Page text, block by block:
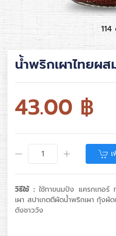
114
น้ำพริกเผาไทยผ
43.00 ฿
วิธีใช้ : ใช้ทาขนมปัง แครกเกอร์
เผา สปาเกตตีผัดน้ำพริกเผา กุ้งผั
ตังชาววัง